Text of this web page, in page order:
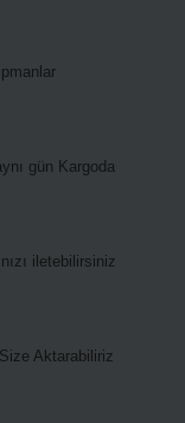
gün Kargoda
iletebilirsiniz
Aktarabiliriz